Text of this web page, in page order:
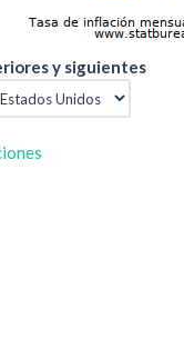
y siguientes